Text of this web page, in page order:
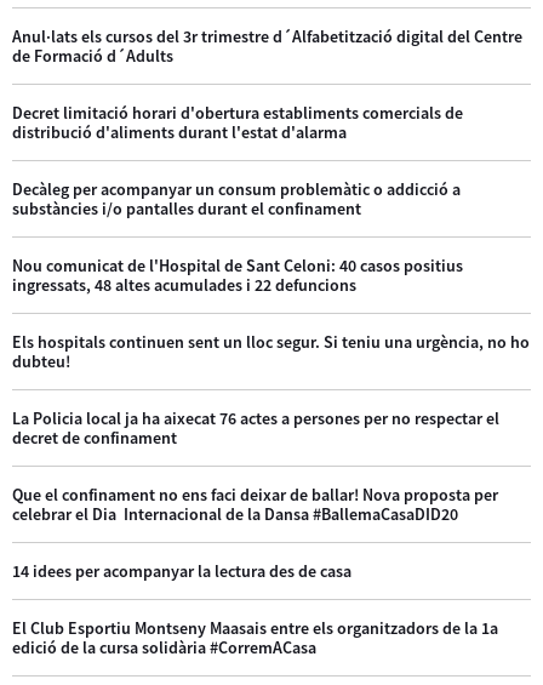
Anul·lats els cursos del 3r trimestre d´Alfabetització digital del Centre
de Formació d´Adults
Decret limitació horari d'obertura establiments comercials de
distribució d'aliments durant l'estat d'alarma
Decàleg per acompanyar un consum problemàtic o addicció a
substàncies i/o pantalles durant el confinament
Nou comunicat de l'Hospital de Sant Celoni: 40 casos positius
ingressats, 48 altes acumulades i 22 defuncions
Els hospitals continuen sent un lloc segur. Si teniu una urgència, no ho
dubteu!
La Policia local ja ha aixecat 76 actes a persones per no respectar el
decret de confinament
Que el confinament no ens faci deixar de ballar! Nova proposta per
celebrar el Dia Internacional de la Dansa #BallemaCasaDID20
14 idees per acompanyar la lectura des de casa
El Club Esportiu Montseny Maasais entre els organitzadors de la 1a
edició de la cursa solidària #CorremACasa